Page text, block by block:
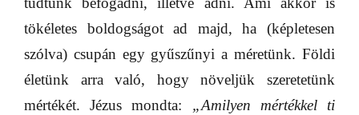
tökéletes boldogságot ad majd, ha (képletesen
szólva) csupán egy gyűszűnyi a méretünk. Földi
életünk arra való, hogy növeljük szeretetünk
mértékét. Jézus mondta: „Amilyen mértékkel ti